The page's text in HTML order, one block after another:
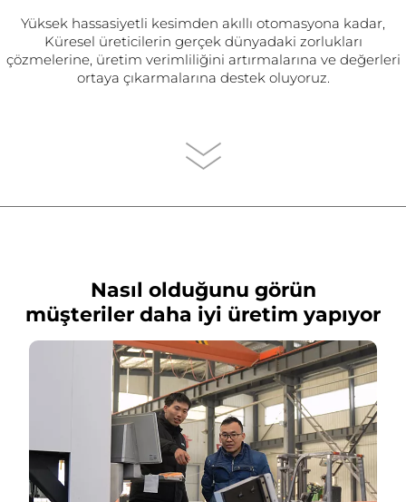
Yüksek hassasiyetli kesimden akıllı otomasyona kadar,
Küresel üreticilerin gerçek dünyadaki zorlukları
çözmelerine, üretim verimliliğini artırmalarına ve değerleri
ortaya çıkarmalarına destek oluyoruz.
Nasıl olduğunu görün
müşteriler daha iyi üretim yapıyor